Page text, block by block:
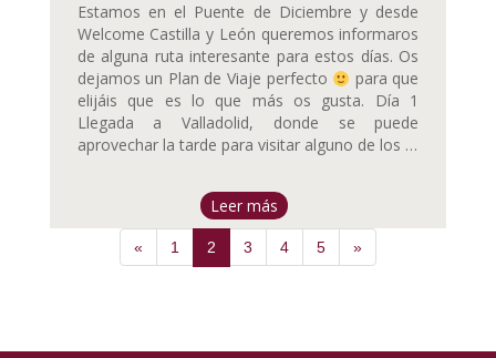
Estamos en el Puente de Diciembre y desde
Welcome Castilla y León queremos informaros
de alguna ruta interesante para estos días. Os
dejamos un Plan de Viaje perfecto
para que
elijáis que es lo que más os gusta. Día 1
Llegada a Valladolid, donde se puede
aprovechar la tarde para visitar alguno de los …
Leer más
« 1 2 3 4 5 »